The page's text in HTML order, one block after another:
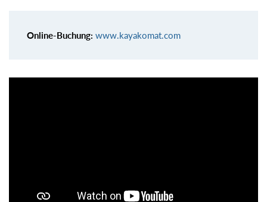
Online-Buchung: www.kayakomat.com